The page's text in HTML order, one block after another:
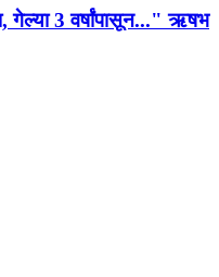
गेल्या 3 वर्षांपासून..." ऋषभ